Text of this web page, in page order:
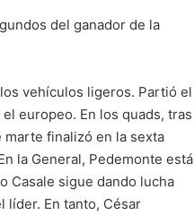
del ganador de la
vehículos ligeros. Partió el
europeo. En los quads, tras
marte finalizó en la sexta
la General, Pedemonte está
Casale sigue dando lucha
líder. En tanto, César